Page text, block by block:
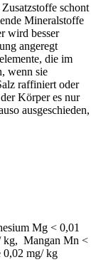
schont
Mineralstoffe
wird besser
angeregt
die im
wenn sie
raffiniert oder
Körper es nur
ausgeschieden,
Mg < 0,01
kg, Mangan Mn <
0,02 mg/ kg